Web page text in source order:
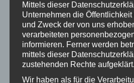
Anmas Power
Mittels dieser
Unternehmen die Öffentlichkeit
und Zweck der von uns
verarbeiteten
informieren. Ferner werden
mittels dieser
zustehenden Rechte aufgeklärt.
Wir haben als für die